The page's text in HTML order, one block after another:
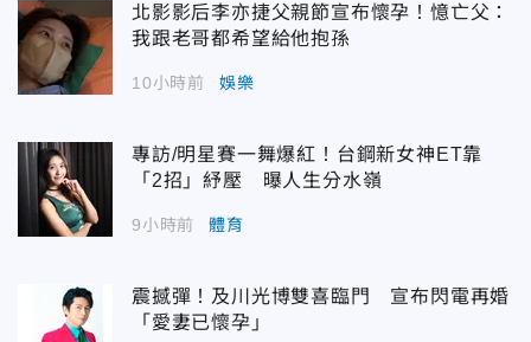
北影影后李亦捷父親節宣布懷孕！憶亡父：
我跟老哥都希望給他抱孫
10小時前 娛樂
專訪/明星賽一舞爆紅！台鋼新女神ET靠
「2招」紓壓 曝人生分水嶺
9小時前 體育
震撼彈！及川光博雙喜臨門 宣布閃電再婚
「愛妻已懷孕」